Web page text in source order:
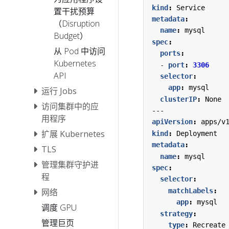
置干扰预算
（Disruption
Budget）
从 Pod 中访问
Kubernetes
API
运行 Jobs
访问集群中的应
用程序
扩展 Kubernetes
TLS
管理集群守护进
程
网络
调度 GPU
管理巨页
kind:
Service
metadata:
name:
mysql
spec:
ports:
- port:
3306
selector:
app:
mysql
clusterIP:
None
---
apiVersion:
apps/v1
kind :
Deployment
metadata:
name:
mysql
spec:
selector:
matchLabels:
app:
mysql
strategy:
type: Recreate